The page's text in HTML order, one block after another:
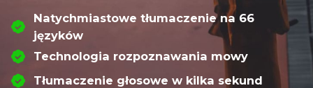
Natychmiastowe tłumaczenie na 66
języków
Technologia rozpoznawania mowy
Tłumaczenie głosowe w kilka sekund